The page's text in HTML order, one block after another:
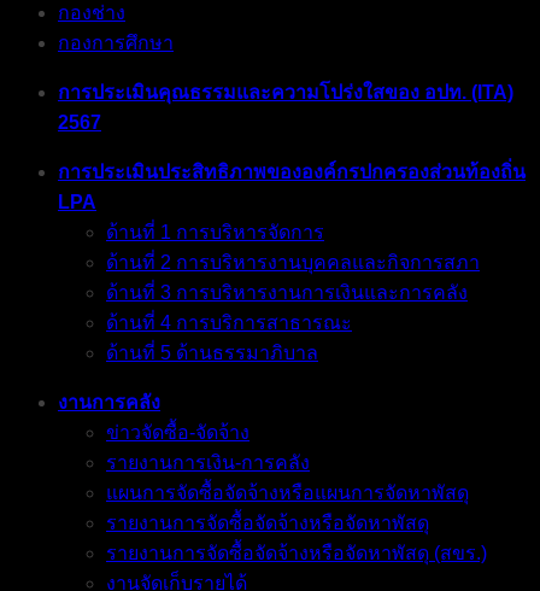
กองช่าง
กองการศึกษา
การประเมินคุณธรรมและความโปร่งใสของ อปท. (ITA)
2567
การประเมินประสิทธิภาพขององค์กรปกครองส่วนท้องถิ่น
LPA
ด้านที่ 1 การบริหารจัดการ
ด้านที่ 2 การบริหารงานบุคคลและกิจการสภา
ด้านที่ 3 การบริหารงานการเงินและการคลัง
ด้านที่ 4 การบริการสาธารณะ
ด้านที่ 5 ด้านธรรมาภิบาล
งานการคลัง
ข่าวจัดซื้อ-จัดจ้าง
รายงานการเงิน-การคลัง
แผนการจัดซื้อจัดจ้างหรือแผนการจัดหาพัสดุ
รายงานการจัดซื้อจัดจ้างหรือจัดหาพัสดุ
รายงานการจัดซื้อจัดจ้างหรือจัดหาพัสดุ (สขร.)
งานจัดเก็บรายได้